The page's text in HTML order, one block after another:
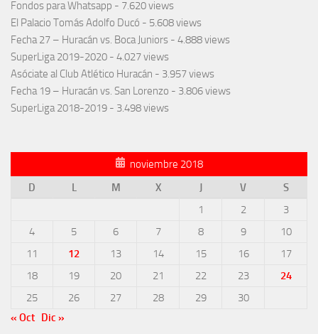
Fondos para Whatsapp - 7.620 views
El Palacio Tomás Adolfo Ducó - 5.608 views
Fecha 27 – Huracán vs. Boca Juniors - 4.888 views
SuperLiga 2019-2020 - 4.027 views
Asóciate al Club Atlético Huracán - 3.957 views
Fecha 19 – Huracán vs. San Lorenzo - 3.806 views
SuperLiga 2018-2019 - 3.498 views
noviembre 2018
D
L M X J V
S
1
2
3
4
5 6 7 8 9
10
11
12 13 14 15 16
17
18
19 20 21 22 23
24
25
26 27 28 29
30
« Oct Dic »